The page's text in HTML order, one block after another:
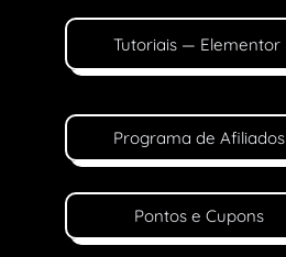
Tutoriais — Elementor
Programa de Afiliados
Pontos e Cupons